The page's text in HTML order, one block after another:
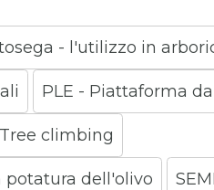
- l'utilizzo in
PLE - Piattaforma
climbing
potatura dell'olivo